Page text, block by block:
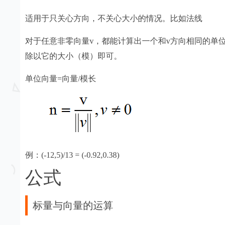
适用于只关心方向，不关心大小的情况。比如法线
对于任意非零向量v，都能计算出一个和v方向相同的单
除以它的大小（模）即可。
单位向量=向量/模长
例：(-12,5)/13 = (-0.92,0.38)
公式
标量与向量的运算